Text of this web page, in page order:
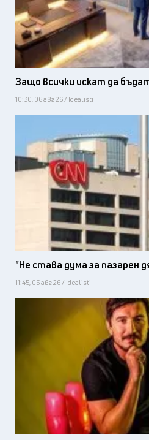
Защо всички искат да
10:30, 06 авг 26 / Idealisti
"Не става дума за пазарен
11:45, 05 авг 26 / Idealisti